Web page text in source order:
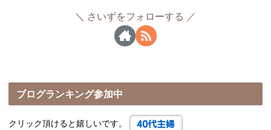
さいずをフォローする
ブログランキング参加中
クリック頂けると嬉しいです。